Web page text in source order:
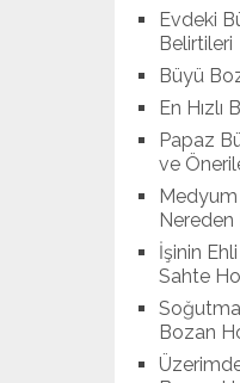
Evdeki
Belirtileri
Büyü
En
Papaz
ve
Nereden
İşinin
Sahte
Bozan